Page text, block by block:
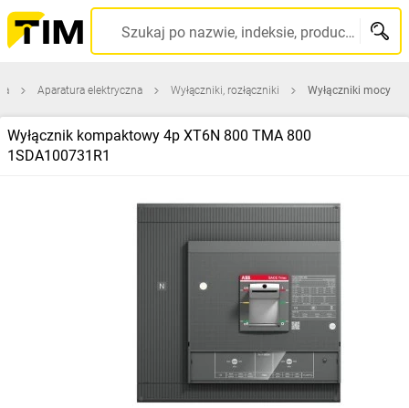
Szukaj po nazwie, indeksie, producencie, kodzie kreskowym...
Aparatura elektryczna Wyłączniki, rozłączniki Wyłączniki mocy
Wyłącznik kompaktowy 4p XT6N 800 TMA 800
1SDA100731R1